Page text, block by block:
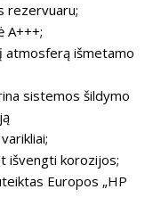
rezervuaru;
A+++;
atmosferą išmetamo
sistemos šildymo
išvengti korozijos;
Europos „HP